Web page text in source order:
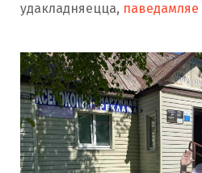
удакладняецца, паведамляе